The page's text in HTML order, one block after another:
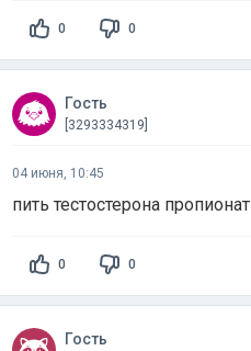
0 0
Гость
[3293334319]
04 июня, 10:45
пить тестостерона пропионат
0 0
Гость